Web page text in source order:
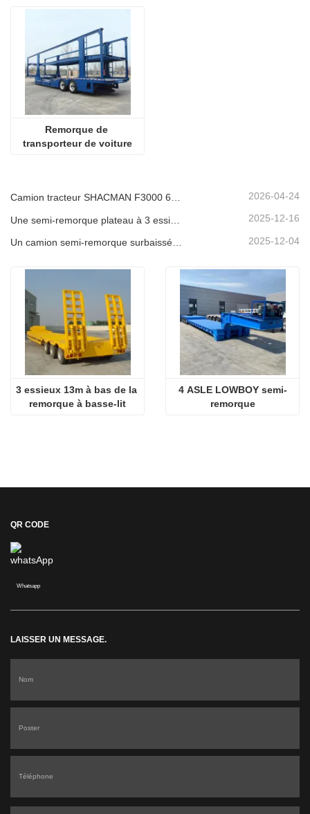
Remorque de
transporteur de voiture
Camion tracteur SHACMAN F3000 6x4 d'occasion prêt à être expédié au Nigéria 2026-04-24
2025-12-16
2025-12-04
3 essieux 13m à bas de la
remorque à basse-lit
4 ASLE LOWBOY semi-
remorque
QR CODE
Whatsapp
LAISSER UN MESSAGE.